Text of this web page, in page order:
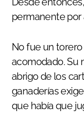
permanente por
No fue un
acomodado. Su
abrigo de los
ganaderías
que había que